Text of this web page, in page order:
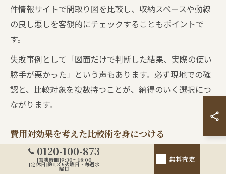
件情報サイトで間取り図を比較し、収納スペースや動線
の良し悪しを客観的にチェックすることもポイントで
す。
失敗事例として「図面だけで判断した結果、実際の使い
勝手が悪かった」という声もあります。必ず現地での確
認と、比較対象を複数持つことが、納得のいく選択につ
ながります。
費用対効果を考えた比較術を身につける
比較
要素
チェックすべき内容 判断のポイント
0120-100-873
[営業時間]9:30～18:00
[定休日]第1,3,5火曜日・毎週水
曜日
無料査定